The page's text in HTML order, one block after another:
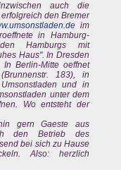
auch die
den Bremer
im
in Hamburg-
Hamburgs mit
Haus". In Dresden
Berlin-Mitte oeffnet
183), in
und in
unter dem
Wo entsteht der
gern Gaeste aus
den Betrieb des
bei sich zu Hause
Also: herzlich